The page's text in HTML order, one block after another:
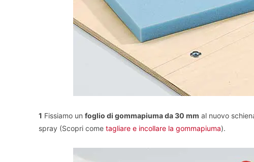
1 Fissiamo un foglio di gommapiuma da 30 mm al nuovo
spray (Scopri come tagliare e incollare la gommapiuma).